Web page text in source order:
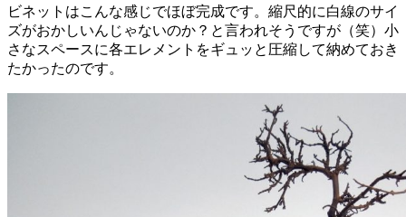
ビネットはこんな感じでほぼ完成です。縮尺的に白線のサイ
ズがおかしいんじゃないのか？と言われそうですが（笑）小
さなスペースに各エレメントをギュッと圧縮して納めておき
たかったのです。